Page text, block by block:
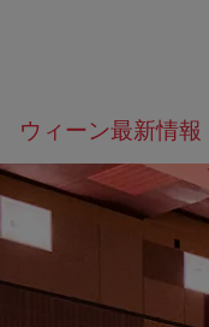
ニ
ー
へ
の
ー
ジ
ッ
ウィーン最新情報